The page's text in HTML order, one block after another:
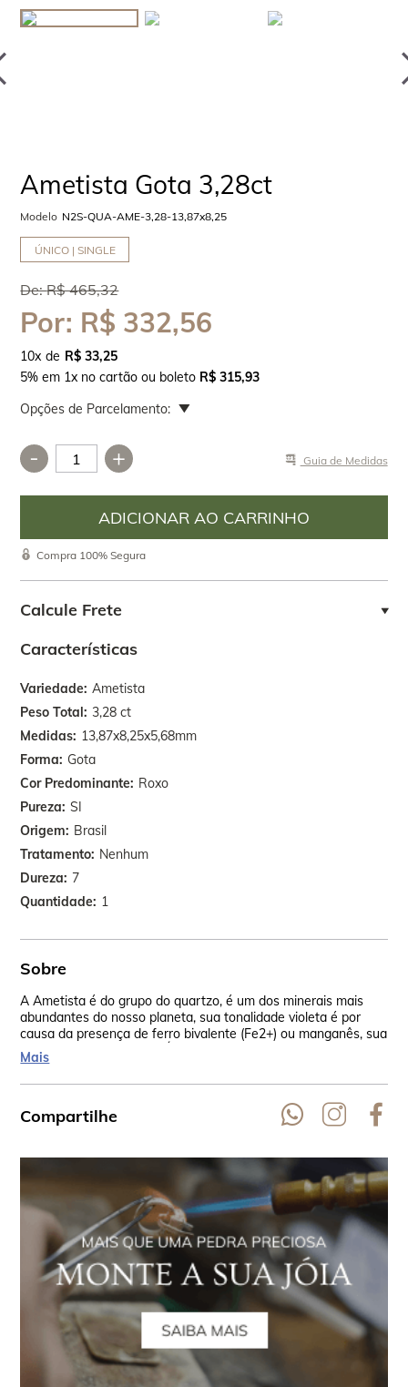
Características
Variedade Ametista
Peso Total 3,28 ct
Medidas 13,87x8,25x5,68mm
Forma Gota
Cor Predominante Roxo
Pureza SI
Origem Brasil
Tratamento Nenhum
Dureza 7
Quantidade 1
Sobre
A Ametista é do grupo do quartzo, é um dos minerais mais
abundantes do nosso planeta, sua tonalidade violeta é por
causa da presença de ferro bivalente (Fe2+) ou manganês, sua
fórmula química é SiO2 (Óxido de Silício). A origem do seu
nome é incerta, mas acredita-se que venha do grego a, “não”
e methuskein, intoxicar. Sua dureza é de 7 na escala de Mohs.
Mais
Compartilhe
Ametista Gota 3,28ct
Modelo N2S-QUA-AME-3,28-13,87x8,25
ÚNICO | SINGLE
De:R$ 465,32
Por: R$ 332,56
10x
R$ 33,25
5% em 1x no cartão ou boleto R$ 315,93
Opções de Parcelamento:
- + Guia de Medidas
Compra 100% Segura
Calcule Frete